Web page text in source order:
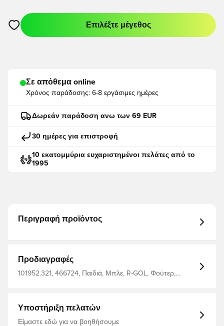
Ανοίγει ένα Modal για να συνδεθείτε ή να εγγραφείτε ως
Επιλέξτε μέγεθος
Σε απόθεμα online
Χρόνος παράδοσης: 6-8 εργάσιμες ημέρες
Δωρεάν παράδοση ανω των 69 EUR
30 ημέρες για επιστροφή
10 εκατομμύρια ευχαριστημένοι πελάτες από το
1995
Περιγραφή προϊόντος
Προδιαγραφές
101952.321, 466724, Παιδιά, Μπλε, R-GOL, Φούτερ,
Υποστήριξη πελατών
Είμαστε εδώ για να βοηθήσουμε